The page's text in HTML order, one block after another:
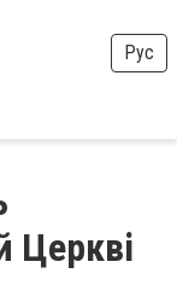
Рус
Церкві